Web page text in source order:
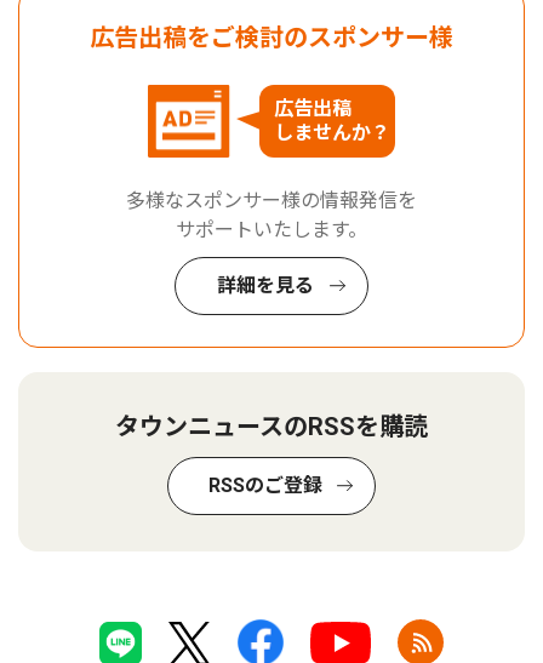
広告出稿をご検討のスポンサー様
広告出稿
しませんか？
多様なスポンサー様の情報発信を
サポートいたします。
詳細を見る
タウンニュースのRSSを購読
RSSのご登録